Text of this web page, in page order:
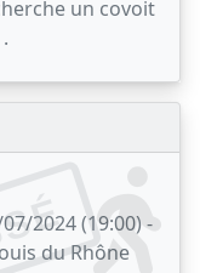
un covoit
2024 (19:00) -
du Rhône